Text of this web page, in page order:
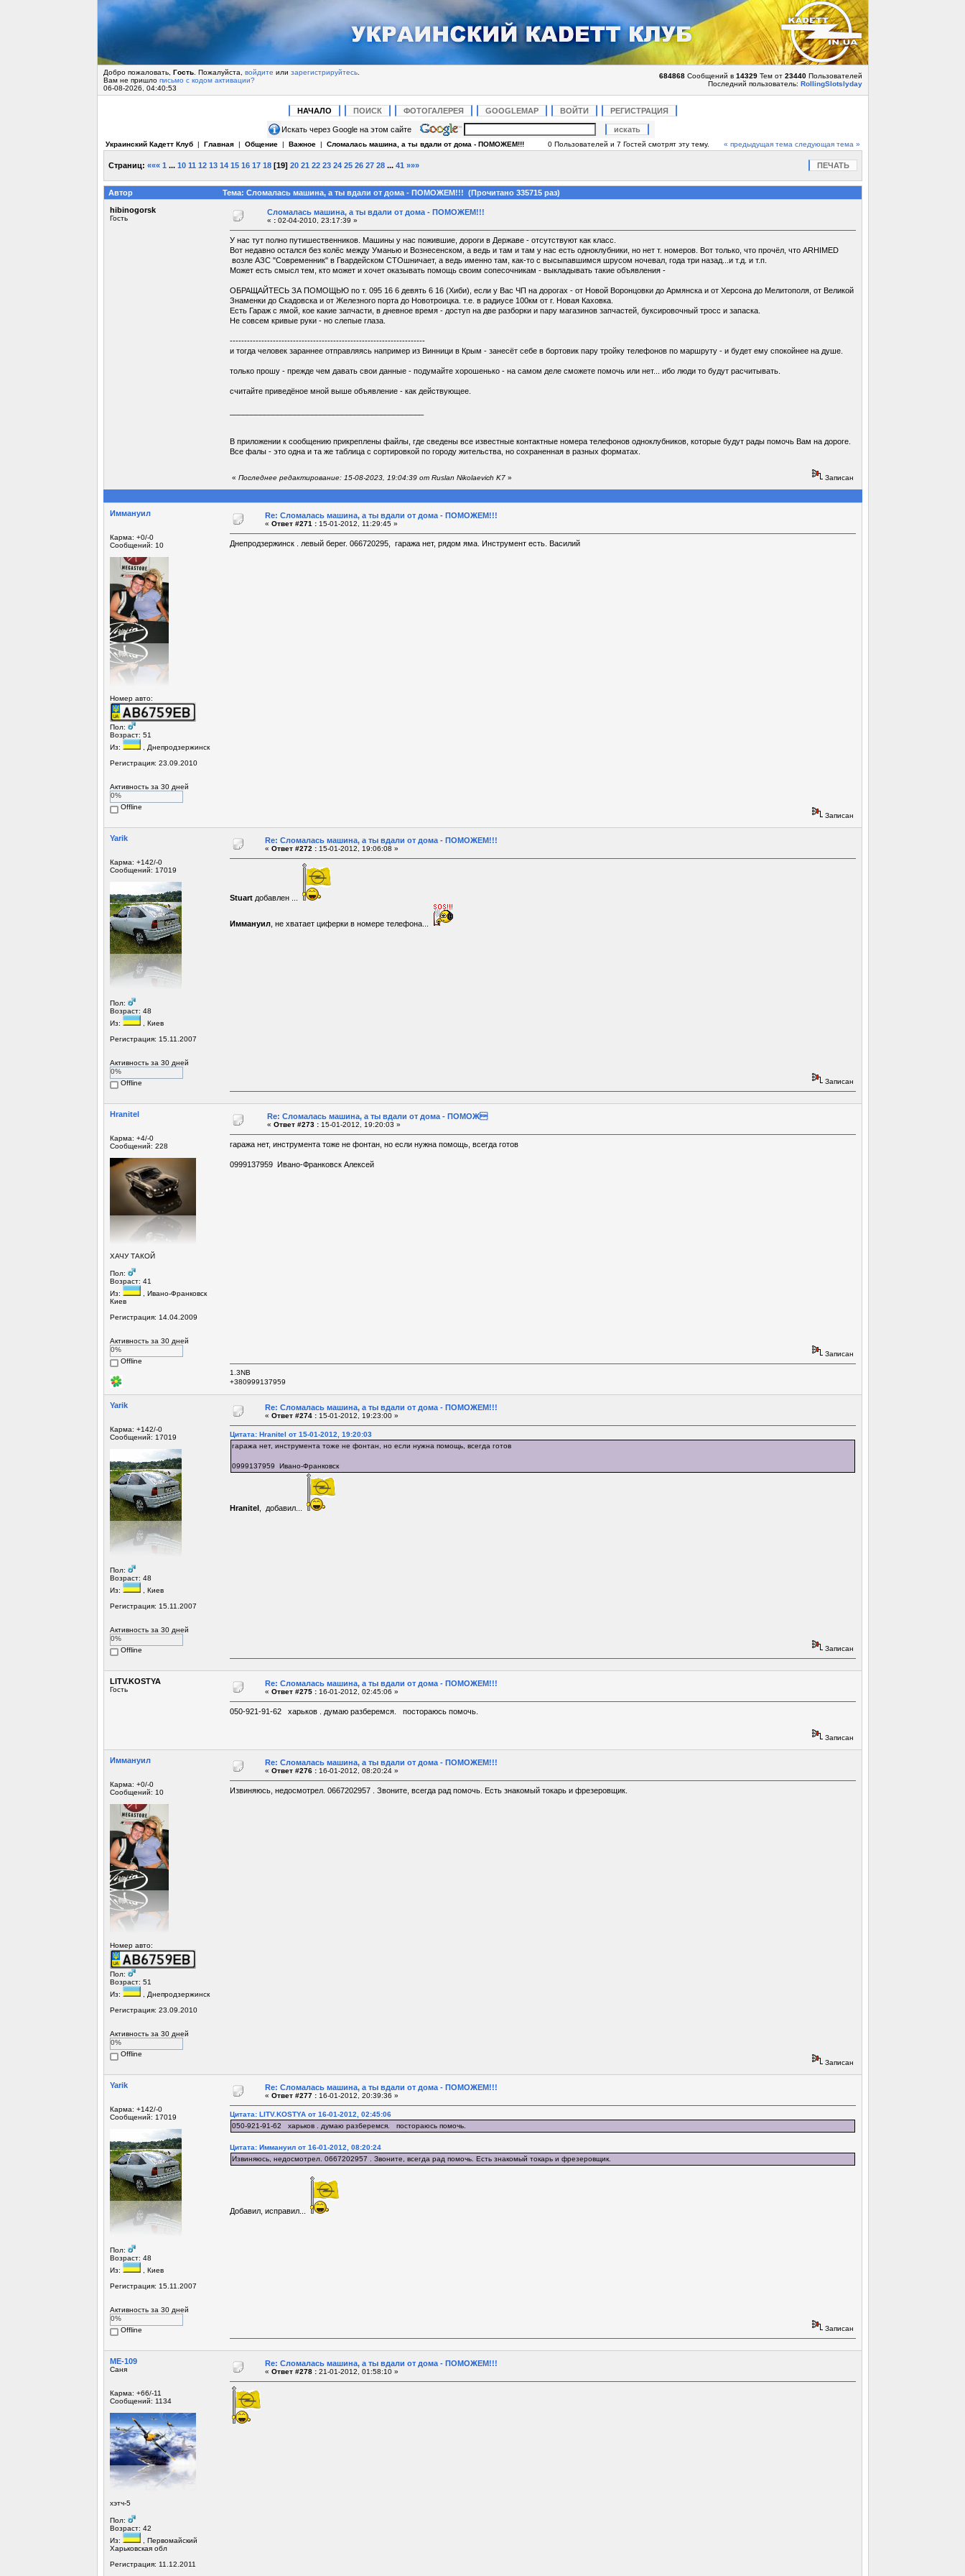
Добро пожаловать, Гость. Пожалуйста, войдите или зарегистрируйтесь.
Вам не пришло письмо с кодом активации?
06-08-2026, 04:40:53
684868Сообщений в 14329Тем от 23440Пользователей
Последний пользователь: RollingSlotslyday
НАЧАЛО ПОИСК ФОТОГАЛЕРЕЯ GOOGLEMAP ВОЙТИ РЕГИСТРАЦИЯ
Искать через Google на этом сайте
Украинский Кадетт Клуб| Главная| Общение| Важное| Сломалась машина, а ты вдали от дома - ПОМОЖЕМ!!! 0 Пользователей и 7 Гостей смотрят эту тему. « предыдущая тема следующая тема »
Страниц: ««« 1 ... 10 11 12 13 14 15 16 17 18[19] 20 21 22 23 24 25 26 27 28 ... 41 »»» ПЕЧАТЬ
Автор
Тема: Сломалась машина, а ты вдали от дома - ПОМОЖЕМ!!! (Прочитано 335715 раз)
hibinogorsk
Гость
Сломалась машина, а ты вдали от дома - ПОМОЖЕМ!!!
« :02-04-2010, 23:17:39 »
У нас тут полно путишественников. Машины у нас пожившие, дороги в Державе - отсутствуют как класс.
Вот недавно остался без колёс между Уманью и Вознесенском, а ведь и там и там у нас есть одноклубники, но нет т. номеров. Вот только, что прочёл, что ARHIMED
возле АЗС "Современник" в Гвардейском СТОшничает, а ведь именно там, как-то с высыпавшимся шрусом ночевал, года три назад...и т.д. и т.п.
Может есть смысл тем, кто может и хочет оказывать помощь своим сопесочникам - выкладывать такие объявления -
ОБРАЩАЙТЕСЬ ЗА ПОМОЩЬЮ по т. 095 16 6 девять 6 16 (Хиби), если у Вас ЧП на дорогах - от Новой Воронцовки до Армянска и от Херсона до Мелитополя, от Великой
Знаменки до Скадовска и от Железного порта до Новотроицка. т.е. в радиусе 100км от г. Новая Каховка.
Есть Гараж с ямой, кое какие запчасти, в дневное время - доступ на две разборки и пару магазинов запчастей, буксировочный тросс и запаска.
Не совсем кривые руки - но слепые глаза.
--------------------------------------------------------------------
и тогда человек зараннее отправляясь например из Винници в Крым - занесёт себе в бортовик пару тройку телефонов по маршруту - и будет ему спокойнее на душе.
только прошу - прежде чем давать свои данные - подумайте хорошенько - на самом деле сможете помочь или нет... ибо люди то будут расчитывать.
считайте приведёное мной выше объявление - как действующее.
В приложении к сообщению прикреплены файлы, где сведены все известные контактные номера телефонов одноклубников, которые будут рады помочь Вам на дороге.
Все фалы - это одна и та же таблица с сортировкой по городу жительства, но сохраненная в разных форматах.
« Последнее редактирование: 15-08-2023, 19:04:39 от Ruslan Nikolaevich K7» Записан
Иммануил
Карма: +0/-0
Сообщений: 10
Номер авто:
Пол:
Возраст: 51
Из:
, Днепродзержинск
Регистрация: 23.09.2010
Активность за 30 дней
0%
Offline
Re: Сломалась машина, а ты вдали от дома - ПОМОЖЕМ!!!
« Ответ #271 :15-01-2012, 11:29:45 »
Днепродзержинск . левый берег. 066720295, гаража нет, рядом яма. Инструмент есть. Василий
Записан
Yarik
Карма: +142/-0
Сообщений: 17019
Пол:
Возраст: 48
Из:
, Киев
Регистрация: 15.11.2007
Активность за 30 дней
0%
Offline
Re: Сломалась машина, а ты вдали от дома - ПОМОЖЕМ!!!
« Ответ #272 :15-01-2012, 19:06:08 »
Stuartдобавлен ...
Иммануил, не хватает циферки в номере телефона...
Записан
Hranitel
Карма: +4/-0
Сообщений: 228
ХАЧУ ТАКОЙ
Пол:
Возраст: 41
Из:
, Ивано-Франковск
Киев
Регистрация: 14.04.2009
Активность за 30 дней
0%
Offline
Re: Сломалась машина, а ты вдали от дома - ПОМОЖ
« Ответ #273 :15-01-2012, 19:20:03 »
гаража нет, инструмента тоже не фонтан, но если нужна помощь, всегда готов
0999137959 Ивано-Франковск Алексей
Записан
1.3NB
+380999137959
Yarik
Карма: +142/-0
Сообщений: 17019
Пол:
Возраст: 48
Из:
, Киев
Регистрация: 15.11.2007
Активность за 30 дней
0%
Offline
Re: Сломалась машина, а ты вдали от дома - ПОМОЖЕМ!!!
« Ответ #274 :15-01-2012, 19:23:00 »
Цитата: Hranitel от 15-01-2012, 19:20:03
гаража нет, инструмента тоже не фонтан, но если нужна помощь, всегда готов
0999137959 Ивано-Франковск
Hranitel, добавил...
Записан
LITV.KOSTYA
Гость
Re: Сломалась машина, а ты вдали от дома - ПОМОЖЕМ!!!
« Ответ #275 :16-01-2012, 02:45:06 »
050-921-91-62 харьков . думаю разберемся. постораюсь помочь.
Записан
Иммануил
Карма: +0/-0
Сообщений: 10
Номер авто:
Пол:
Возраст: 51
Из:
, Днепродзержинск
Регистрация: 23.09.2010
Активность за 30 дней
0%
Offline
Re: Сломалась машина, а ты вдали от дома - ПОМОЖЕМ!!!
« Ответ #276 :16-01-2012, 08:20:24 »
Извиняюсь, недосмотрел. 0667202957 . Звоните, всегда рад помочь. Есть знакомый токарь и фрезеровщик.
Записан
Yarik
Карма: +142/-0
Сообщений: 17019
Пол:
Возраст: 48
Из:
, Киев
Регистрация: 15.11.2007
Активность за 30 дней
0%
Offline
Re: Сломалась машина, а ты вдали от дома - ПОМОЖЕМ!!!
« Ответ #277 :16-01-2012, 20:39:36 »
Цитата: LITV.KOSTYA от 16-01-2012, 02:45:06
050-921-91-62 харьков . думаю разберемся. постораюсь помочь.
Цитата: Иммануил от 16-01-2012, 08:20:24
Извиняюсь, недосмотрел. 0667202957 . Звоните, всегда рад помочь. Есть знакомый токарь и фрезеровщик.
Добавил, исправил...
Записан
МЕ-109
Саня
Карма: +66/-11
Сообщений: 1134
хэтч-5
Пол:
Возраст: 42
Из:
, Первомайский
Харьковская обл
Регистрация: 11.12.2011
Re: Сломалась машина, а ты вдали от дома - ПОМОЖЕМ!!!
« Ответ #278 :21-01-2012, 01:58:10 »